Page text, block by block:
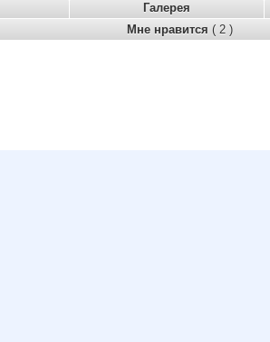
Галерея
Мне нравится ( 2 )